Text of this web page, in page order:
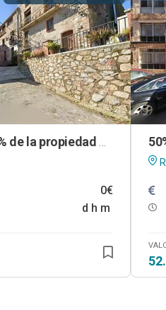
Proindiviso de 50% de la propiedad de vivienda en Duesaigües (Tarragona)
0€
d h m